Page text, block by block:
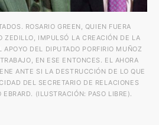
ROSARIO GREEN, QUIEN FUERA
ZEDILLO, IMPULSÓ LA CREACIÓN DE LA
DEL DIPUTADO PORFIRIO MUÑOZ
EN ESE ENTONCES. EL AHORA
ANTE SI LA DESTRUCCIÓN DE LO QUE
DEL SECRETARIO DE RELACIONES
EBRARD. (ILUSTRACIÓN: PASO LIBRE).